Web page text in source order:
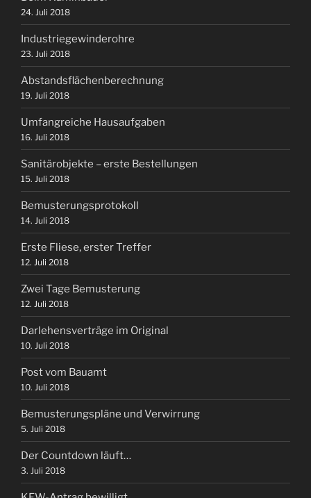
24. Juli 2018
Industriegewinderohre
23. Juli 2018
Abstandsflächenberechnung
19. Juli 2018
Umfangreiche Hausaufgaben
16. Juli 2018
Sanitärobjekte – erste Bestellungen
15. Juli 2018
Bemusterungsprotokoll
14. Juli 2018
Erste Fliese, erster Treffer
12. Juli 2018
Zwei Tage Bemusterung
12. Juli 2018
Darlehensverträge im Original
10. Juli 2018
Post vom Bauamt
10. Juli 2018
Bemusterungspläne und Verwirrung
5. Juli 2018
Der Countdown läuft…
3. Juli 2018